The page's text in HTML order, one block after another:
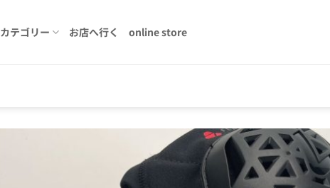
カテゴリー お店へ行く online store